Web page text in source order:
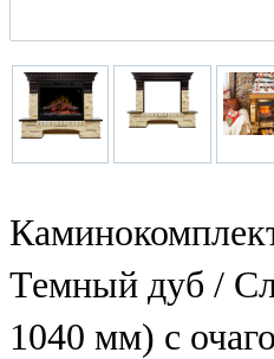
Темный дуб /
1040 мм) с